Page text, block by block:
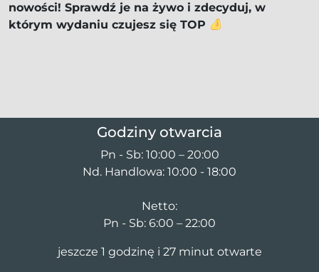
nowości! Sprawdź je na żywo i zdecyduj, w
którym wydaniu czujesz się TOP
Godziny otwarcia
Pn - Sb: 10:00 – 20:00
Nd. Handlowa: 10:00 - 18:00
Netto:
Pn - Sb: 6:00 – 22:00
jeszcze 1 godzinę i 27 minut otwarte